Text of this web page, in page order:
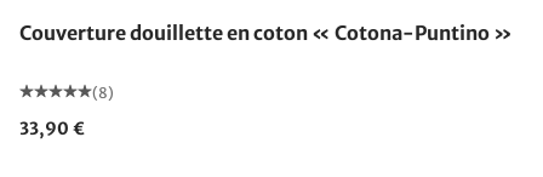
Couverture douillette en coton « Cotona-Puntino »
(8)
33,90 €